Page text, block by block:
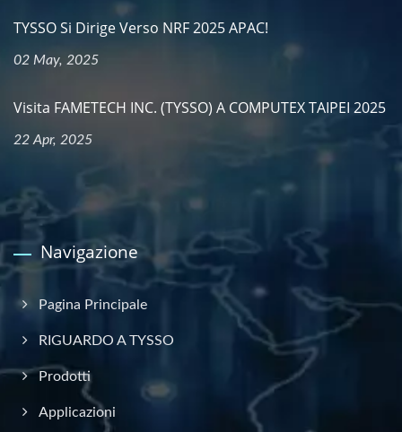
TYSSO Si Dirige Verso NRF 2025 APAC!
02 May, 2025
Visita FAMETECH INC. (TYSSO) A COMPUTEX TAIPEI 2025
22 Apr, 2025
Navigazione
Pagina Principale
RIGUARDO A TYSSO
Prodotti
Applicazioni